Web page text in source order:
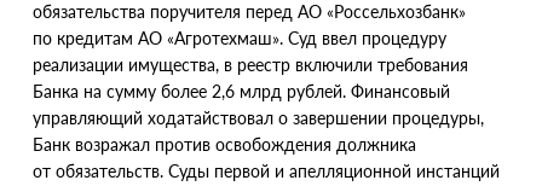
обязательства поручителя перед АО «Россельхозбанк»
по кредитам АО «Агротехмаш». Суд ввел процедуру
реализации имущества, в реестр включили требования
Банка на сумму более 2,6 млрд рублей. Финансовый
управляющий ходатайствовал о завершении процедуры,
Банк возражал против освобождения должника
от обязательств. Суды первой и апелляционной инстанций